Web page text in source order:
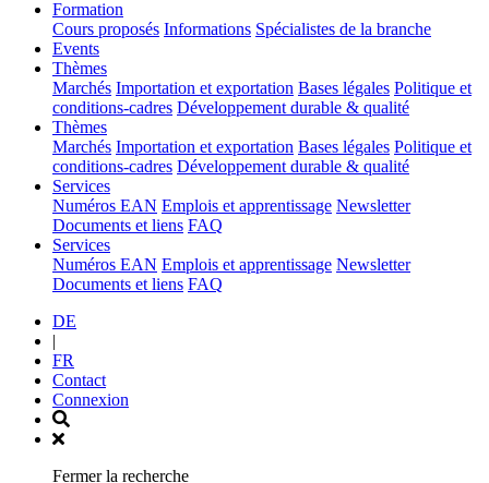
Formation
Cours proposés Informations Spécialistes de la branche
Events(current)
Thèmes(current)
Marchés Importation et exportation Bases légales Politique et
conditions-cadres Développement durable & qualité
Thèmes(current)
Marchés Importation et exportation Bases légales Politique et
conditions-cadres Développement durable & qualité
Services(current)
Numéros EAN Emplois et apprentissage Newsletter
Documents et liens FAQ
Services(current)
Numéros EAN Emplois et apprentissage Newsletter
Documents et liens FAQ
DE
|
FR
Contact
Connexion
Fermer la recherche